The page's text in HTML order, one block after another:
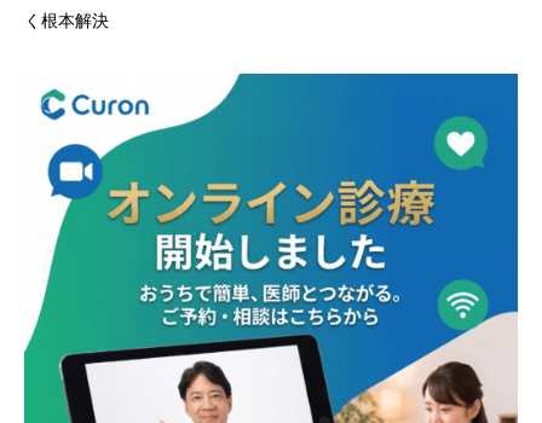
く根本解決